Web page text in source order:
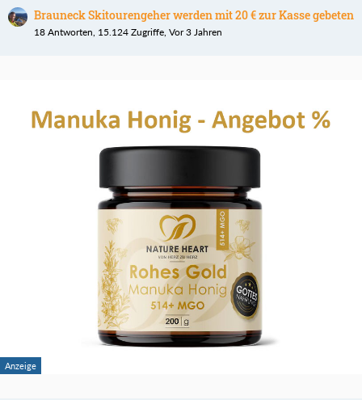
Brauneck Skitourengeher werden mit 20 € zur Kasse gebeten
18 Antworten, 15.124 Zugriffe, Vor 3 Jahren